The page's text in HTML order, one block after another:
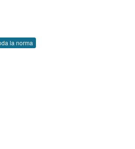
la norma